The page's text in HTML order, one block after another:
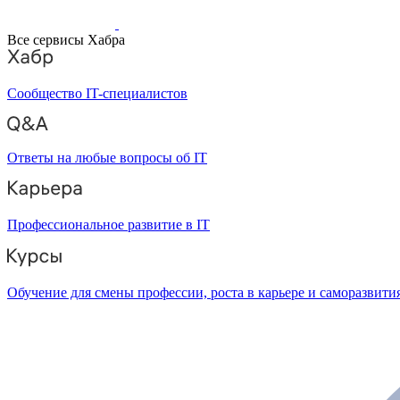
Все сервисы Хабра
Сообщество IT-специалистов
Ответы на любые вопросы об IT
Профессиональное развитие в IT
Обучение для смены профессии, роста в карьере и